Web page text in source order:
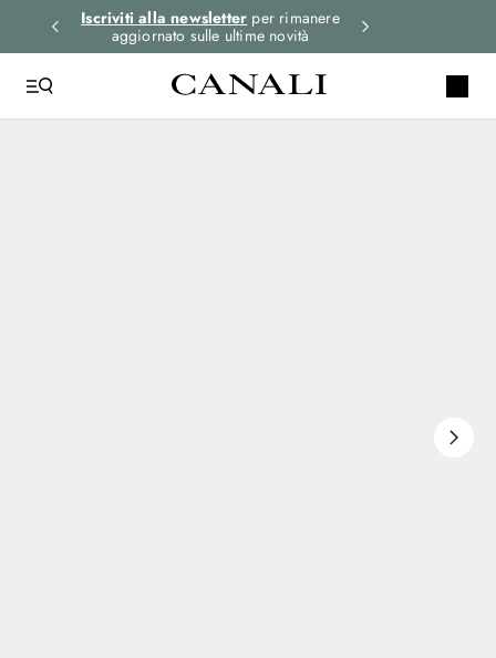
Iscriviti alla newsletter per rimanere
aggiornato sulle ultime novità